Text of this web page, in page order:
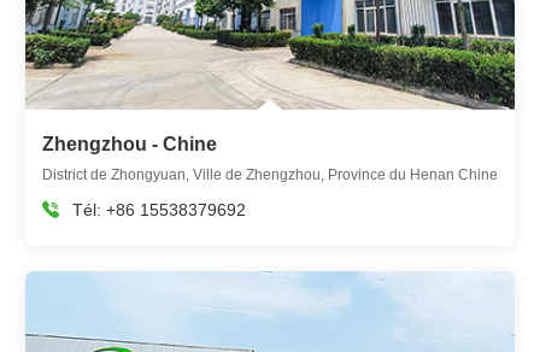
Zhengzhou - Chine
District de Zhongyuan, Ville de Zhengzhou, Province du Henan Chine
 Tél: +86 15538379692